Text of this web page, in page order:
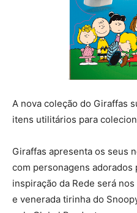
A nova coleção do Giraffas
itens utilitários para
Giraffas apresenta os seus
com personagens
inspiração da Rede será
e venerada tirinha do